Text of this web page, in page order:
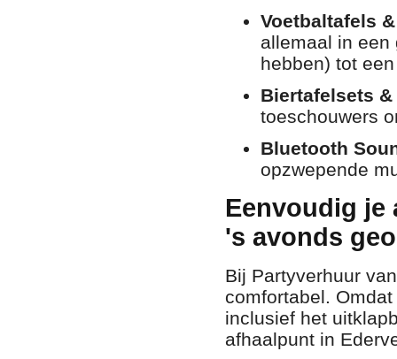
Voetbaltafels
allemaal in een
hebben) tot
Biertafelsets
toeschouwers
Bluetooth
opzwepende
Eenvoudig je
's avonds
Bij Partyverhuur
comfortabel.
inclusief het
afhaalpunt in